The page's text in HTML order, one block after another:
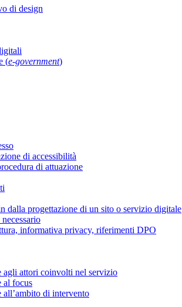
di design
(e-government)
di accessibilità
di attuazione
dalla progettazione di un sito o servizio digitale
informativa privacy, riferimenti DPO
agli attori coinvolti nel servizio
al focus
di intervento